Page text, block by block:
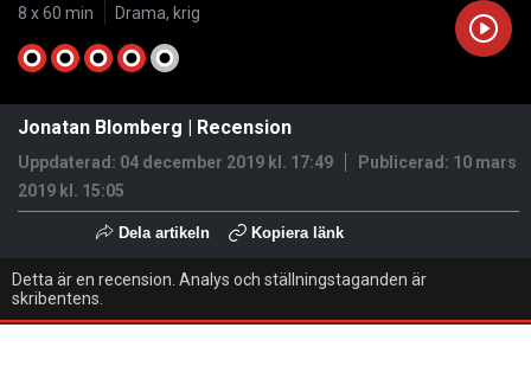
8 x 60 min Drama, krig
Jonatan Blomberg | Recension
Uppdaterad: 04 december 2019 kl. 17:49 Publicerad: 10 mars
2019 kl. 15:05
Dela artikeln Kopiera länk
Detta är en recension. Analys och ställningstaganden är
skribentens.